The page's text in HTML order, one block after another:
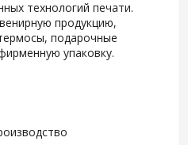
технологий печати.
продукцию,
подарочные
упаковку.